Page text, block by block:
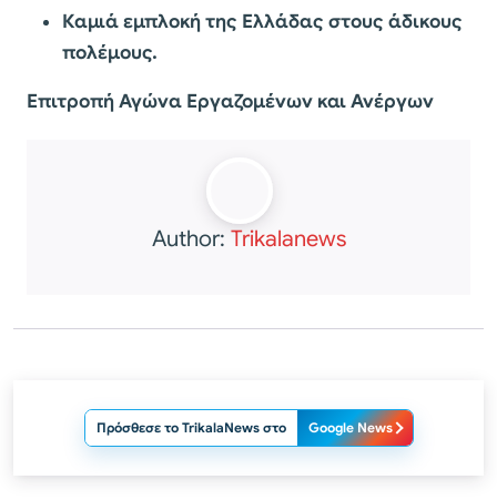
Καμιά εμπλοκή της Ελλάδας στους άδικους
πολέμους.
Επιτροπή Αγώνα Εργαζομένων και Ανέργων
Author: Trikalanews
Πρόσθεσε το TrikalaNews στο Google News